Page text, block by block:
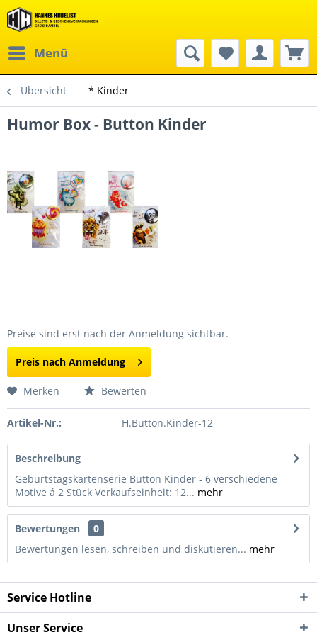
Menü
Übersicht * Kinder
Humor Box - Button Kinder
Preise sind erst nach der Anmeldung sichtbar.
Preis nach Anmeldung
Merken Bewerten
Artikel-Nr.: H.Button.Kinder-12
Beschreibung
Geburtstagskartenserie Button Kinder - 6 verschiedene
Motive á 2 Stück Verkaufseinheit: 12... mehr
Bewertungen
0
Bewertungen lesen, schreiben und diskutieren... mehr
Service Hotline
Unser Service